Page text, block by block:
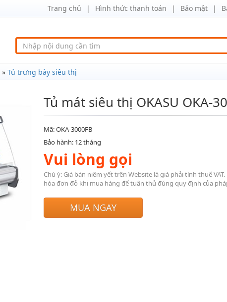
Trang chủ Hình thức thanh toán Bảo mật
» Tủ trưng bày siêu thị
Tủ mát siêu thị OKASU OKA-
Mã: OKA-3000FB
Bảo hành: 12 tháng
Vui lòng gọi
Chú ý: Giá bán niêm yết trên Website là giá phải tính thuế
hóa đơn đỏ khi mua hàng để tuân thủ đúng quy định của
MUA NGAY